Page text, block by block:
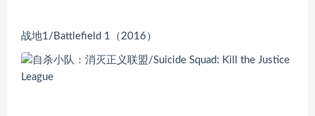
战地1/Battlefield 1（2016）